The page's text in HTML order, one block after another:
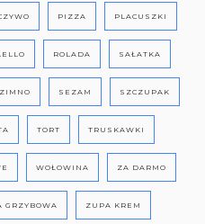
PIZZA PLACUSZKI
ROLADA SAŁATKA
SEZAM SZCZUPAK
TORT TRUSKAWKI
WOŁOWINA ZA DARMO
GRZYBOWA ZUPA KREM